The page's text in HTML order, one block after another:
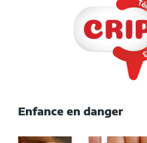
Enfance en danger